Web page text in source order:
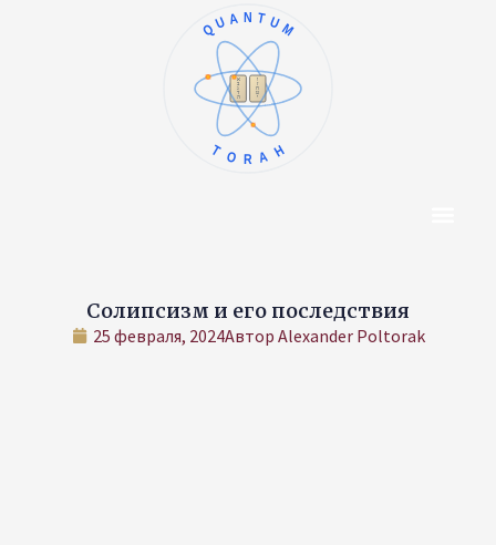
א
ב
ג
ד
ה
ו
ז
ח
ט
י
QUANTUM
TORAH
Солипсизм и его последствия
25 февраля, 2024Автор Alexander Poltorak